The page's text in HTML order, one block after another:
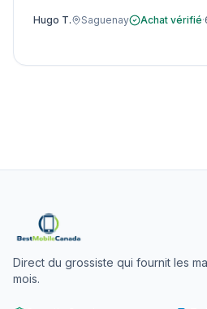
Hugo T. Saguenay Achat vérifié·
Direct du grossiste qui fournit les
mois.